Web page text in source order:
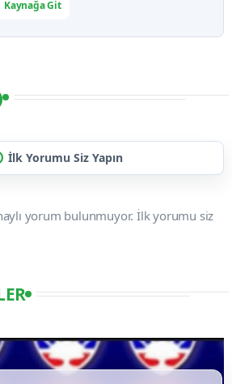
Kaynağa Git
İlk Yorumu Siz Yapın
yorum bulunmuyor. İlk yorumu siz